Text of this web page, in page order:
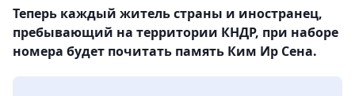
Теперь каждый житель страны и иностранец,
пребывающий на территории КНДР, при наборе
номера будет почитать память Ким Ир Сена.